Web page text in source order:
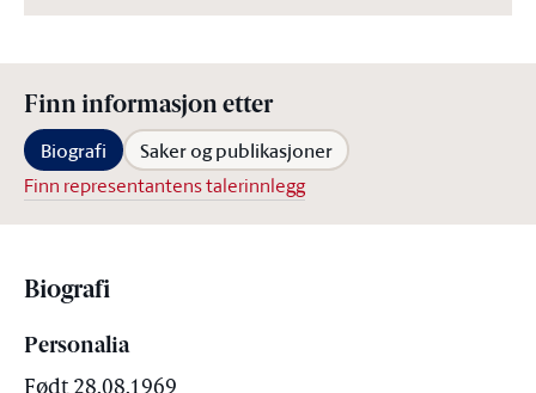
Finn informasjon etter
Biografi Saker og publikasjoner
Finn representantens talerinnlegg
Biografi
Personalia